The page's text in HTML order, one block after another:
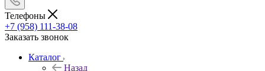
Телефоны
+7 (958) 111-38-08
Заказать звонок
Каталог
Назад